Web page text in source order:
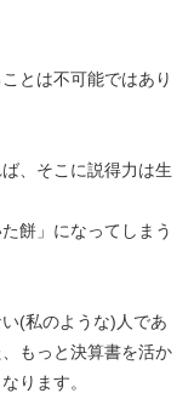
とは不可能ではあり
、そこに説得力は生
餅」になってしまう
(私のような)人であ
もっと決算書を活か
ります。